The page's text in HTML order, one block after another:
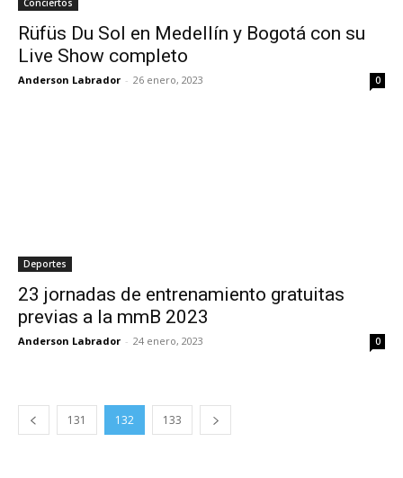
Conciertos
Rüfüs Du Sol en Medellín y Bogotá con su
Live Show completo
Anderson Labrador - 26 enero, 2023 0
Deportes
23 jornadas de entrenamiento gratuitas
previas a la mmB 2023
Anderson Labrador - 24 enero, 2023 0
131 132 133